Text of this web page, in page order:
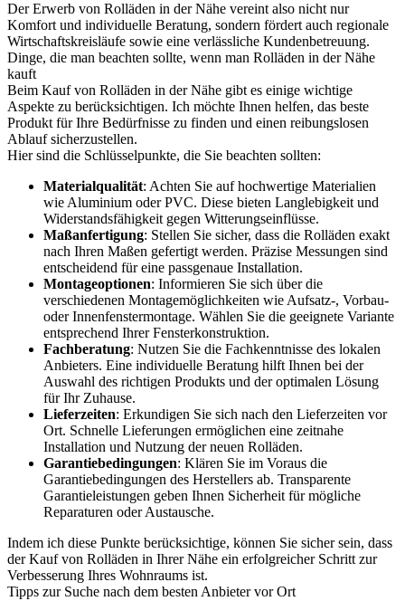
Der Erwerb von Rolläden in der Nähe vereint also nicht nur
Komfort und individuelle Beratung, sondern fördert auch regionale
Wirtschaftskreisläufe sowie eine verlässliche Kundenbetreuung.
Dinge, die man beachten sollte, wenn man Rolläden in der Nähe
kauft
Beim Kauf von Rolläden in der Nähe gibt es einige wichtige
Aspekte zu berücksichtigen. Ich möchte Ihnen helfen, das beste
Produkt für Ihre Bedürfnisse zu finden und einen reibungslosen
Ablauf sicherzustellen.
Hier sind die Schlüsselpunkte, die Sie beachten sollten:
Materialqualität: Achten Sie auf hochwertige Materialien
wie Aluminium oder PVC. Diese bieten Langlebigkeit und
Widerstandsfähigkeit gegen Witterungseinflüsse.
Maßanfertigung: Stellen Sie sicher, dass die Rolläden exakt
nach Ihren Maßen gefertigt werden. Präzise Messungen sind
entscheidend für eine passgenaue Installation.
Montageoptionen: Informieren Sie sich über die
verschiedenen Montagemöglichkeiten wie Aufsatz-, Vorbau-
oder Innenfenstermontage. Wählen Sie die geeignete Variante
entsprechend Ihrer Fensterkonstruktion.
Fachberatung: Nutzen Sie die Fachkenntnisse des lokalen
Anbieters. Eine individuelle Beratung hilft Ihnen bei der
Auswahl des richtigen Produkts und der optimalen Lösung
für Ihr Zuhause.
Lieferzeiten: Erkundigen Sie sich nach den Lieferzeiten vor
Ort. Schnelle Lieferungen ermöglichen eine zeitnahe
Installation und Nutzung der neuen Rolläden.
Garantiebedingungen: Klären Sie im Voraus die
Garantiebedingungen des Herstellers ab. Transparente
Garantieleistungen geben Ihnen Sicherheit für mögliche
Reparaturen oder Austausche.
Indem ich diese Punkte berücksichtige, können Sie sicher sein, dass
der Kauf von Rolläden in Ihrer Nähe ein erfolgreicher Schritt zur
Verbesserung Ihres Wohnraums ist.
Tipps zur Suche nach dem besten Anbieter vor Ort